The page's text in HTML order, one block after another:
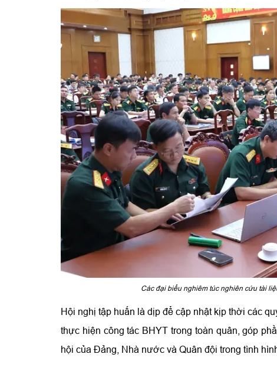
Các đại biểu nghiêm túc nghiên cứu tài
Hội nghị tập huấn là dịp để cập nhật kịp thời các
thực hiện công tác BHYT trong toàn quân, góp
hội của Đảng, Nhà nước và Quân đội trong tình